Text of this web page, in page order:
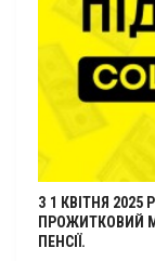
З 1 КВІТНЯ
ПРОЖИТКОВИЙ
ПЕНСІЇ.